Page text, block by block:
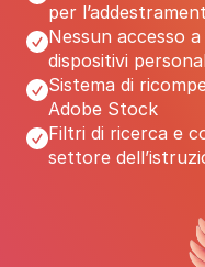
per
Nessun accesso
dispositivi
Sistema di
Adobe Stock
Filtri di ricerca e
settore